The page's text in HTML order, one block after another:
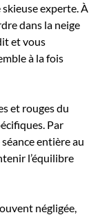
experte. À
dans la neige
et vous
à la fois
et rouges du
Par
entière au
l’équilibre
négligée,